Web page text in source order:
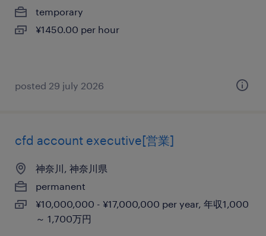
temporary
¥1450.00 per hour
posted 29 july 2026
cfd account executive[営業]
神奈川, 神奈川県
permanent
¥10,000,000 - ¥17,000,000 per year, 年収1,000
～ 1,700万円